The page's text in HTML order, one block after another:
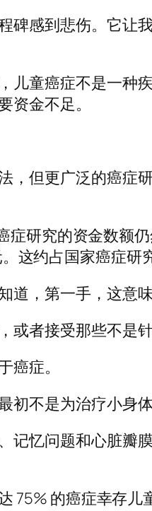
感到悲伤。它让
童癌症不是一种
金不足。
，但更广泛的癌
研究的资金数额
约占国家癌症研究
，第一手，这意味
者接受那些不是
症。
不是为治疗小身体
忆问题和心脏瓣
75% 的癌症幸存